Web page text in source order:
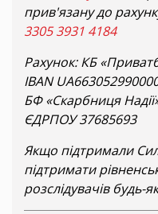
прив'язану до
3305 3931 4184
Рахунок: КБ
IBAN
БФ «Скарбниця
ЄДРПОУ 37685693
Якщо підтримали
підтримати
розслідувачів будь-